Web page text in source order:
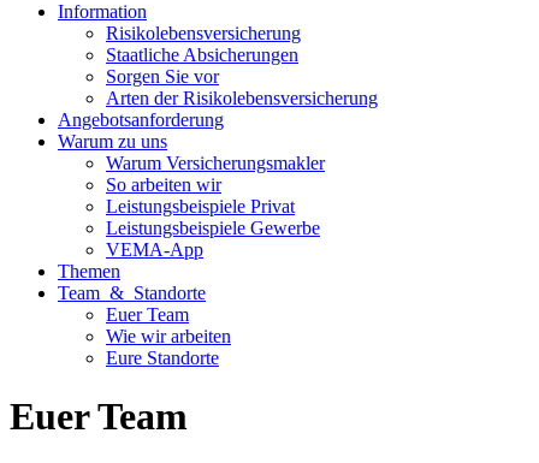
Information
Risikolebensversicherung
Staatliche Absicherungen
Sorgen Sie vor
Arten der Risikolebensversicherung
Angebotsanforderung
Warum zu uns
Warum Versicherungsmakler
So arbeiten wir
Leistungsbeispiele Privat
Leistungsbeispiele Gewerbe
VEMA-App
Themen
Team & Standorte
Euer Team
Wie wir arbeiten
Eure Standorte
Euer Team